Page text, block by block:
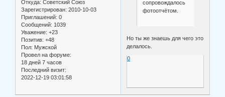
Откуда: Советский Союз
Зарегистрирован: 2010-10-03
Приглашений: 0
Сообщений: 1039
Уважение: +23
Позитив: +48
Пол: Мужской
Провел на форуме:
18 дней 7 часов
Последний визит:
2022-12-19 03:01:58
сопровождалось
фотоотчётом.
Но ты же знаешь для чего это
делалось.
0